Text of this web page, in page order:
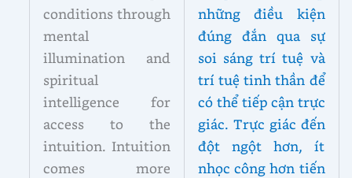
conditions through
mental
illumination and
spiritual
intelligence for
access to the
intuition. Intuition
comes more
những điều kiện
đúng đắn qua sự
soi sáng trí tuệ và
trí tuệ tinh thần để
có thể tiếp cận trực
giác. Trực giác đến
đột ngột hơn, ít
nhọc công hơn tiến